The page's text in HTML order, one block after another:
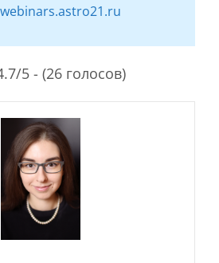
webinars.astro21.ru
5 - (26 голосов)